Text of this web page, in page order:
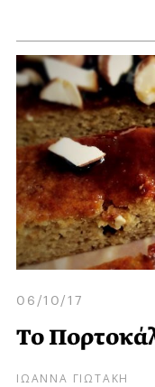
06/10/17
Το
ΙΩΑΝΝΑ ΓΙΩΤΑΚΗ